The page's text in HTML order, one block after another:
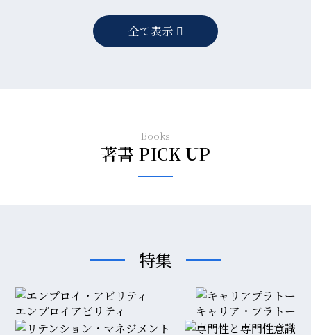
全て表示
Books
著書 PICK UP
特集
エンプロイアビリティ キャリア・プラトー